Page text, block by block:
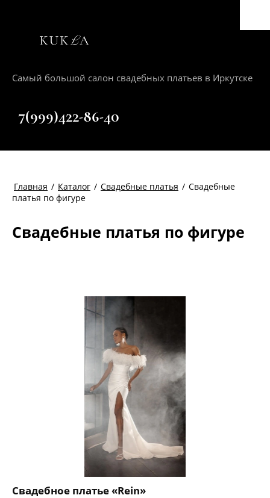
Самый большой салон свадебных платьев в Иркутске
+7(999)422-86-40
Главная / Каталог / Свадебные платья / Свадебные
платья по фигуре
Свадебные платья по фигуре
Свадебное платье «Rein»